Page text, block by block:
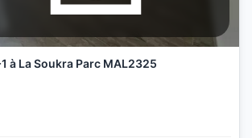
à La Soukra Parc MAL2325